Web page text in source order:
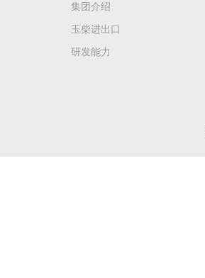
集团介绍
玉柴进出口
研发能力